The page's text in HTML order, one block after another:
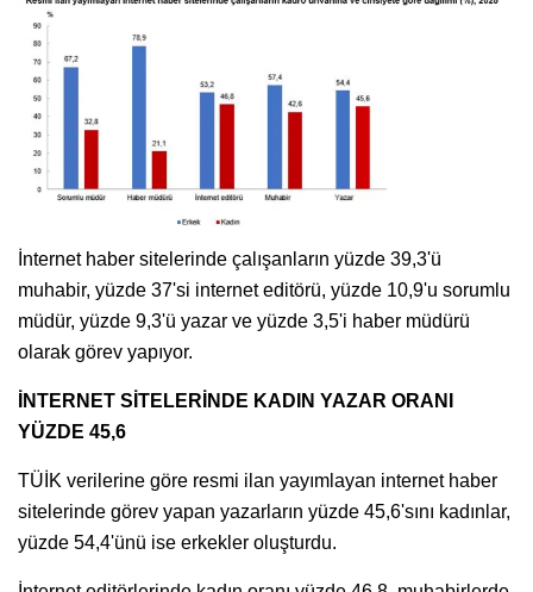
İnternet haber sitelerinde çalışanların yüzde 39,3'ü
muhabir, yüzde 37'si internet editörü, yüzde 10,9'u sorumlu
müdür, yüzde 9,3'ü yazar ve yüzde 3,5'i haber müdürü
olarak görev yapıyor.
İNTERNET SİTELERİNDE KADIN YAZAR ORANI
YÜZDE 45,6
TÜİK verilerine göre resmi ilan yayımlayan internet haber
sitelerinde görev yapan yazarların yüzde 45,6'sını kadınlar,
yüzde 54,4'ünü ise erkekler oluşturdu.